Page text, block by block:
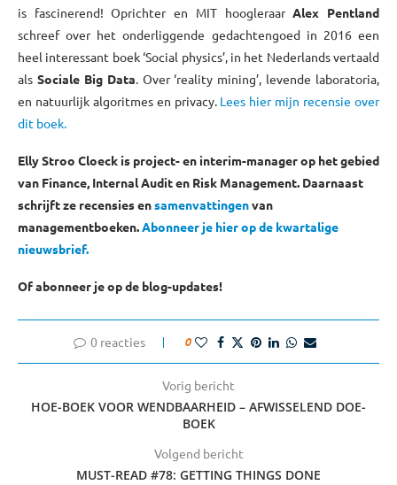
is fascinerend! Oprichter en MIT hoogleraarAlex Pentland
schreef over het onderliggende gedachtengoed in 2016 een
heel interessant boek ‘Social physics’, in het Nederlands vertaald
als Sociale Big Data. Over ‘reality mining’, levende laboratoria,
en natuurlijk algoritmes en privacy. Lees hier mijn recensie over
dit boek.
Elly Stroo Cloeck is project- en interim-manager op het gebied
van Finance, Internal Audit en Risk Management. Daarnaast
schrijft ze recensies ensamenvattingenvan
managementboeken.Abonneer je hier op de kwartalige
nieuwsbrief.
Of abonneer je op de blog-updates!
0 reacties 0
Vorig bericht
HOE-BOEK VOOR WENDBAARHEID – AFWISSELEND DOE-
BOEK
Volgend bericht
MUST-READ #78: GETTING THINGS DONE